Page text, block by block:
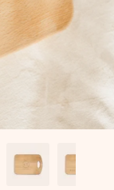
étapes – avec
touche le cœur.
le moment idéal.